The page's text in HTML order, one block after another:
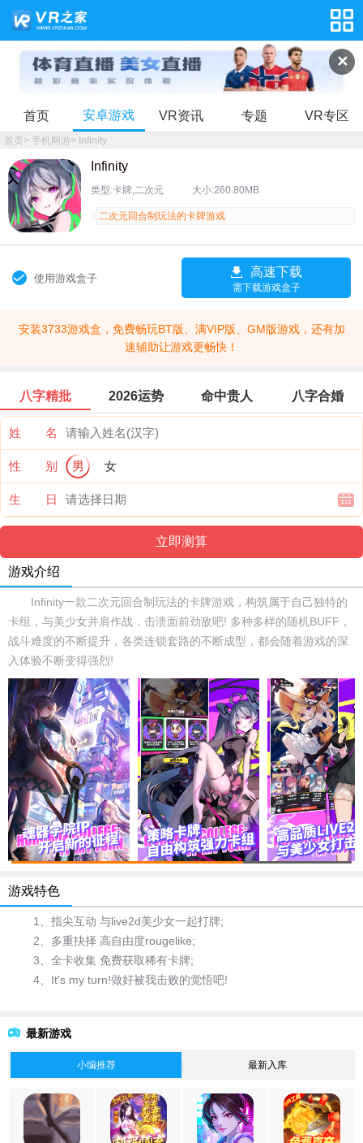
✕
首页 安卓游戏 VR资讯 专题 VR专区
首页> 手机网游> Infinity
Infinity
类型:卡牌,二次元 大小:260.80MB
二次元回合制玩法的卡牌游戏
使用游戏盒子 高速下载
需下载游戏盒子
安装3733游戏盒，免费畅玩BT版、满VIP版、GM版游戏，还有加
速辅助让游戏更畅快！
八字精批 2026运势 命中贵人 八字合婚
姓 名
性 别 男 女
生 日
游戏介绍
Infinity一款二次元回合制玩法的卡牌游戏，构筑属于自己独特的
卡组，与美少女并肩作战，击溃面前劲敌吧! 多种多样的随机BUFF，
战斗难度的不断提升，各类连锁套路的不断成型，都会随着游戏的深
入体验不断变得强烈!
游戏特色
1、指尖互动 与live2d美少女一起打牌;
2、多重抉择 高自由度rougelike;
3、全卡收集 免费获取稀有卡牌;
4、It's my turn!做好被我击败的觉悟吧!
最新游戏
小编推荐 最新入库